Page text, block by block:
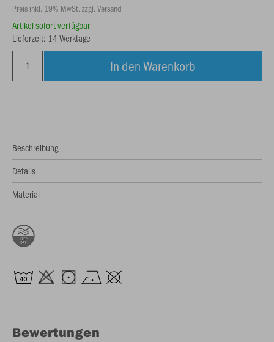
Preis inkl. 19% MwSt. zzgl. Versand
Artikel sofort verfügbar
Lieferzeit: 14 Werktage
In den Warenkorb
Beschreibung
Details
Material
Bewertungen